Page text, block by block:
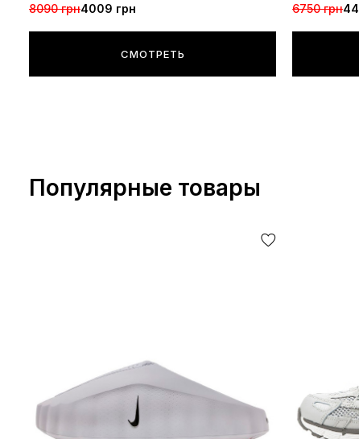
8090 грн4009 грн
СМОТРЕТЬ
6750 грн
Популярные товары